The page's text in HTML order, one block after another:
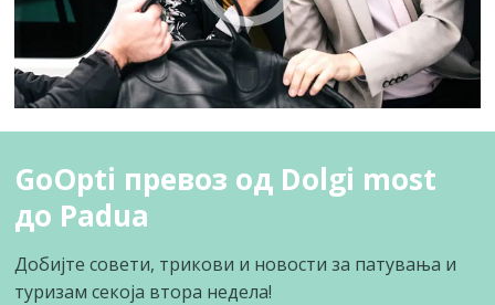
GoOpti превоз од Dolgi most
до Padua
Добијте совети, трикови и новости за патувања и
туризам секоја втора недела!